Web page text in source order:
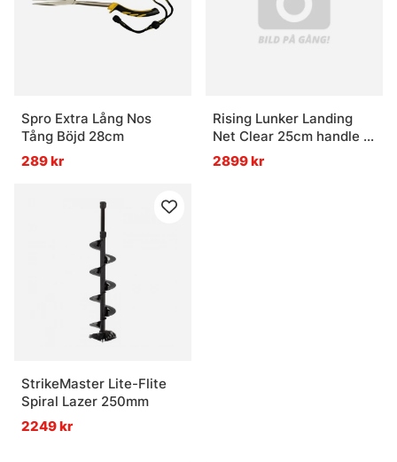
Spro Extra Lång Nos
Tång Böjd 28cm
289 kr
Rising Lunker Landing
Net Clear 25cm handle -
Moss
2899 kr
StrikeMaster Lite-Flite
Spiral Lazer 250mm
2249 kr